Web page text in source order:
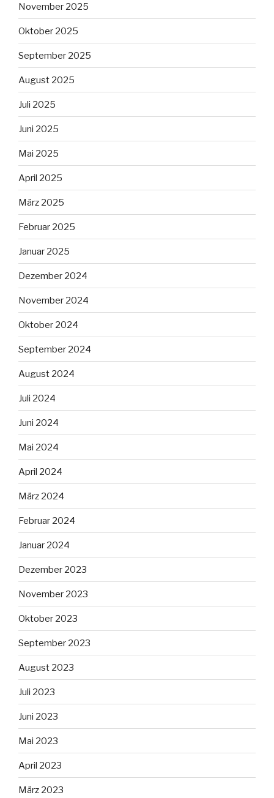
November 2025
Oktober 2025
September 2025
August 2025
Juli 2025
Juni 2025
Mai 2025
April 2025
März 2025
Februar 2025
Januar 2025
Dezember 2024
November 2024
Oktober 2024
September 2024
August 2024
Juli 2024
Juni 2024
Mai 2024
April 2024
März 2024
Februar 2024
Januar 2024
Dezember 2023
November 2023
Oktober 2023
September 2023
August 2023
Juli 2023
Juni 2023
Mai 2023
April 2023
März 2023